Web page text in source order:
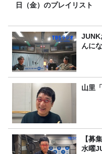
日（金）のプレイリスト
JUNK
んに
山里
【募
水曜